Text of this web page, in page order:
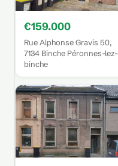
€159.000
Rue Alphonse Gravis 50,
7134 Binche Péronnes-lez-
binche